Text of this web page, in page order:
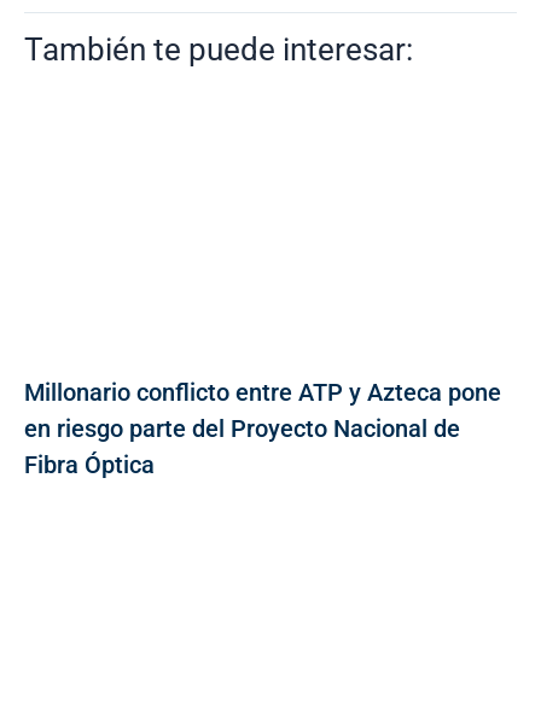
También te puede interesar:
Millonario conflicto entre ATP y Azteca pone
en riesgo parte del Proyecto Nacional de
Fibra Óptica